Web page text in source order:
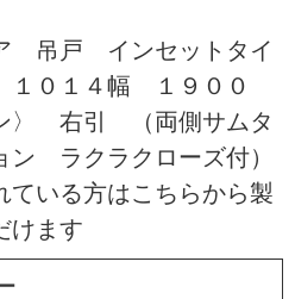
吊戸 インセットタイ
０１４幅 １９００
〉 右引 （両側サムタ
ラクラクローズ付）
ている方はこちらから製
けます